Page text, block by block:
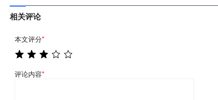
相关评论
本文评分*
评论内容*